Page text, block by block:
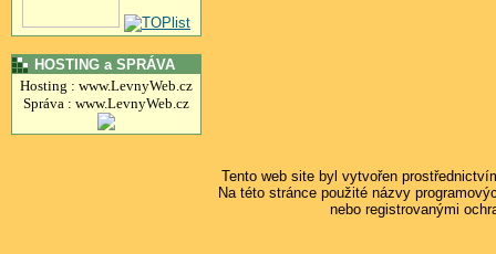
HOSTING a SPRÁVA
Hosting : www.LevnyWeb.cz
Správa : www.LevnyWeb.cz
Tento web site byl vytvořen
Na této stránce použité názvy
nebo registrovanými